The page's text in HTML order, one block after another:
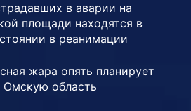
в аварии на
площади находятся в
в реанимации
жара опять планирует
Омскую область